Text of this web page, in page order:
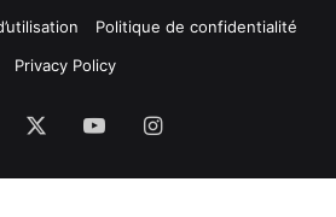
Politique de confidentialité
Privacy Policy
YouTubeInstagram